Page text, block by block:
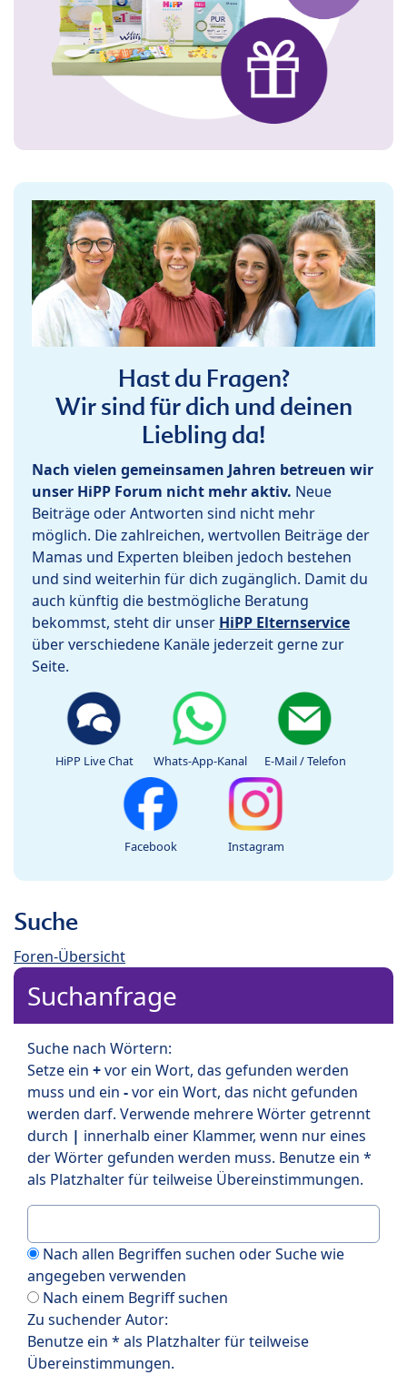
Hast du Fragen?
Wir sind für dich und deinen
Liebling da!
Nach vielen gemeinsamen Jahren betreuen wir
unser HiPP Forum nicht mehr aktiv. Neue
Beiträge oder Antworten sind nicht mehr
möglich. Die zahlreichen, wertvollen Beiträge der
Mamas und Experten bleiben jedoch bestehen
und sind weiterhin für dich zugänglich. Damit du
auch künftig die bestmögliche Beratung
bekommst, steht dir unser HiPP Elternservice
über verschiedene Kanäle jederzeit gerne zur
Seite.
HiPP Live Chat Whats-App-Kanal E-Mail / Telefon
Facebook Instagram
Suche
Foren-Übersicht
Suchanfrage
Suche nach Wörtern:
Setze ein +vor ein Wort, das gefunden werden
muss und ein -vor ein Wort, das nicht gefunden
werden darf. Verwende mehrere Wörter getrennt
durch | innerhalb einer Klammer, wenn nur eines
der Wörter gefunden werden muss. Benutze ein *
als Platzhalter für teilweise Übereinstimmungen.
Nach allen Begriffen suchen oder Suche wie
angegeben verwenden
Nach einem Begriff suchen
Zu suchender Autor:
Benutze ein * als Platzhalter für teilweise
Übereinstimmungen.